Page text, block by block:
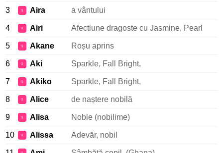
3 ♀ Aira a vântului
4 ♀ Airi Afectiune dragoste cu Jasmine, Pearl
5 ♀ Akane Roșu aprins
6 ♀ Aki Sparkle, Fall Bright,
7 ♀ Akiko Sparkle, Fall Bright,
8 ♀ Alice de naștere nobilă
9 ♀ Alisa Noble (nobilime)
10 ♀ Alissa Adevăr, nobil